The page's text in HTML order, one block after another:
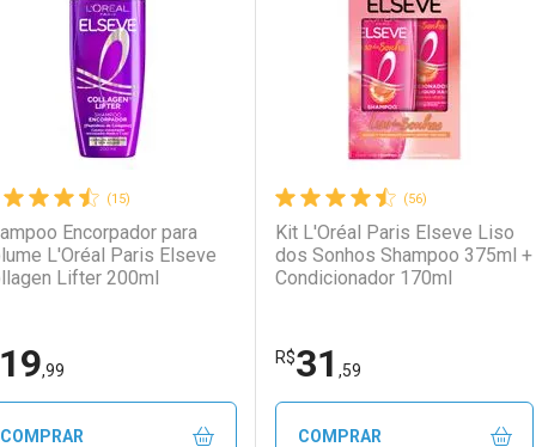
Ativar Desconto
Comprar sem Desconto
Menos
Comprar sem Desconto
Laboratório
Ativar Desconto
Comprar sem Desconto
Por Menos
Comprar sem Desconto
(15)
Encorpador para
L'Oréal Paris Elseve
Lifter 200ml
19,99
COMPRAR
(56)
Kit L'Oréal Paris Elseve Liso
dos Sonhos Shampoo 375ml +
Condicionador 170ml
R$31 ,59
COMPRAR